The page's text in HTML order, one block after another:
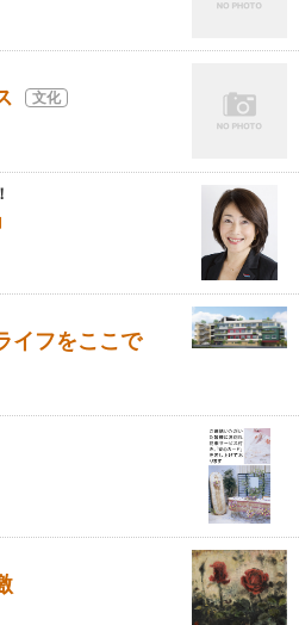
文化
イフをここで